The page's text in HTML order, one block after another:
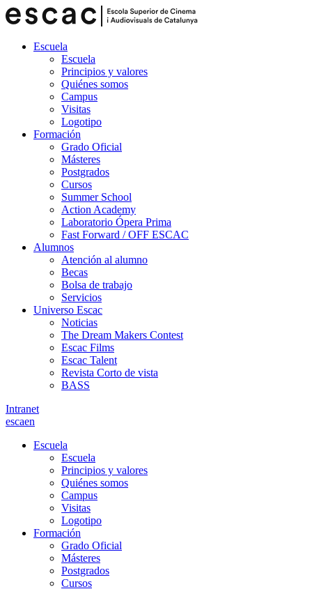
Escuela
Escuela
Principios y valores
Quiénes somos
Campus
Visitas
Logotipo
Formación
Grado Oficial
Másteres
Postgrados
Cursos
Summer School
Action Academy
Laboratorio Ópera Prima
Fast Forward / OFF ESCAC
Alumnos
Atención al alumno
Becas
Bolsa de trabajo
Servicios
Universo Escac
Noticias
The Dream Makers Contest
Escac Films
Escac Talent
Revista Corto de vista
BASS
Intranet
escaen
Escuela
Escuela
Principios y valores
Quiénes somos
Campus
Visitas
Logotipo
Formación
Grado Oficial
Másteres
Postgrados
Cursos